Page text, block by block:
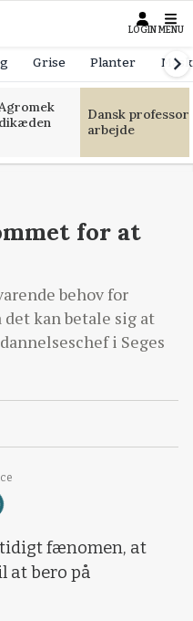
LOGIN MENU
Grise Planter
Dansk
arbejde
for at
behov for
det kan betale sig at
i Seges
fænomen, at
at bero på